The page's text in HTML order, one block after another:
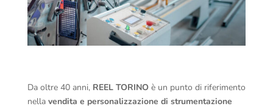
Da oltre 40 anni, REEL TORINOè un punto di riferimento
nella vendita e personalizzazione di strumentazione